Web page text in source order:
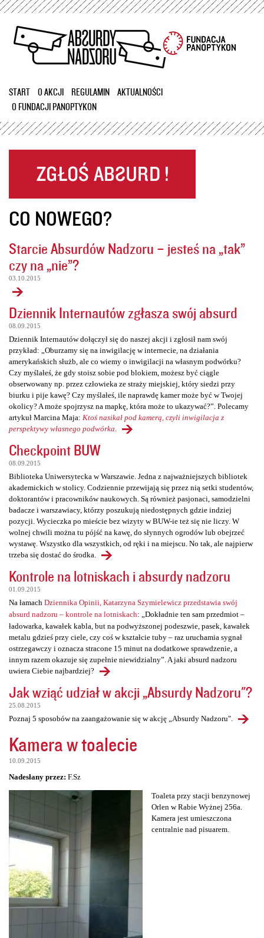
Przejdź
treści
START O AKCJI REGULAMIN
AKTUALNOŚCI
O FUNDACJI PANOPTYKON
CO NOWEGO?
Starcie Absurdów Nadzoru – jesteś na „tak”
czy na „nie”?
03.10.2015
Dziennik Internautów zgłasza swój absurd
08.09.2015
Dziennik Internautów dołączył się do naszej akcji i zgłosił nam swój
przykład: „Oburzamy się na inwigilację w internecie, na działania
amerykańskich służb, ale co wiemy o inwigilacji na własnym podwórku?
Czy myślałeś, że gdy stoisz sobie pod blokiem, możesz być ciągle
obserwowany np. przez człowieka ze straży miejskiej, który siedzi przy
biurku i pije kawę? Czy myślałeś, ile naprawdę kamer może być w Twojej
okolicy? A może spojrzysz na mapkę, która może to ukazywać?”. Polecamy
artykuł Marcina Maja: Ktoś nasikał pod kamerą, czyli inwigilacja z
perspektywy własnego podwórka
Checkpoint BUW
08.09.2015
Biblioteka Uniwersytecka w Warszawie. Jedna z najważniejszych bibliotek
akademickich w stolicy. Codziennie przewijają się przez nią setki studentów,
doktorantów i pracowników naukowych. Są również pasjonaci, samodzielni
badacze i warszawiacy, którzy poszukują niedostępnych gdzie indziej
pozycji. Wycieczka po mieście bez wizyty w BUW-ie też się nie liczy. W
wolnej chwili można tu pójść na kawę, do słynnych ogrodów lub obejrzeć
wystawę. Wszystko dla wszystkich, od ręki i na miejscu. No tak, ale najpierw
trzeba się dostać do środka.
Kontrole na lotniskach i absurdy nadzoru
01.09.2015
Na łamach Dziennika Opinii, Katarzyna Szymielewicz przedstawia swój
absurd nadzoru – kontrole na lotniskach: „Dokładnie ten sam przedmiot –
ładowarka, kawałek kabla, but na podwyższonej podeszwie, pasek, kawałek
metalu gdzieś przy ciele, czy coś w kształcie tuby – raz uruchamia sygnał
ostrzegawczy i oznacza stracone 15 minut na dodatkowe sprawdzenie, a
innym razem okazuje się zupełnie niewidzialny”. A jaki absurd nadzoru
uwiera Ciebie najbardziej?
Jak wziąć udział w akcji „Absurdy Nadzoru"?
25.08.2015
Poznaj 5 sposobów na zaangażowanie się w akcję „Absurdy Nadzoru".
Kamera w toalecie
10.09.2015
Nadesłany przez: F.Sz
Toaleta przy stacji benzynowej
Orlen w Rabie Wyżnej 256a.
Kamera jest umieszczona
centralnie nad pisuarem.